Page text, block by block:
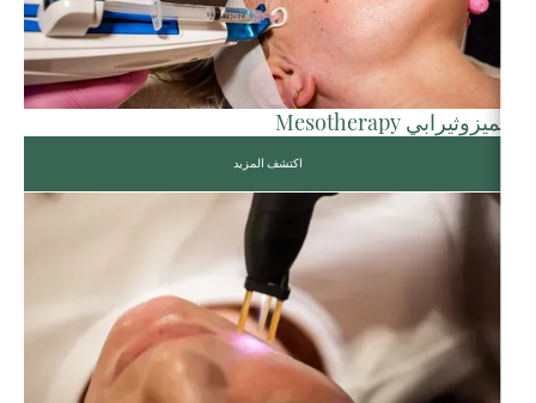
الميزوثيرابي Mesotherapy
اكتشف المزيد